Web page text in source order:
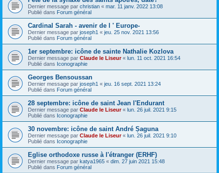
Dernier message par christian « mar. 11 janv. 2022 13:08
Publié dans Forum général
Cardinal Sarah - avenir de l ' Europe-
Dernier message par joseph1 « jeu. 25 nov. 2021 13:56
Publié dans Forum général
1er septembre: icône de sainte Nathalie Kozlova
Dernier message par Claude le Liseur« lun. 11 oct. 2021 16:54
Publié dans Iconographie
Georges Bensoussan
Dernier message par joseph1 « jeu. 16 sept. 2021 13:24
Publié dans Forum général
28 septembre: icône de saint Jean l'Endurant
Dernier message par Claude le Liseur« lun. 26 juil. 2021 9:15
Publié dans Iconographie
30 novembre: icône de saint André Șaguna
Dernier message par Claude le Liseur« lun. 26 juil. 2021 9:10
Publié dans Iconographie
Eglise orthodoxe russe à l'étranger (ERHF)
Dernier message par katya1965 « dim. 27 juin 2021 15:48
Publié dans Forum général